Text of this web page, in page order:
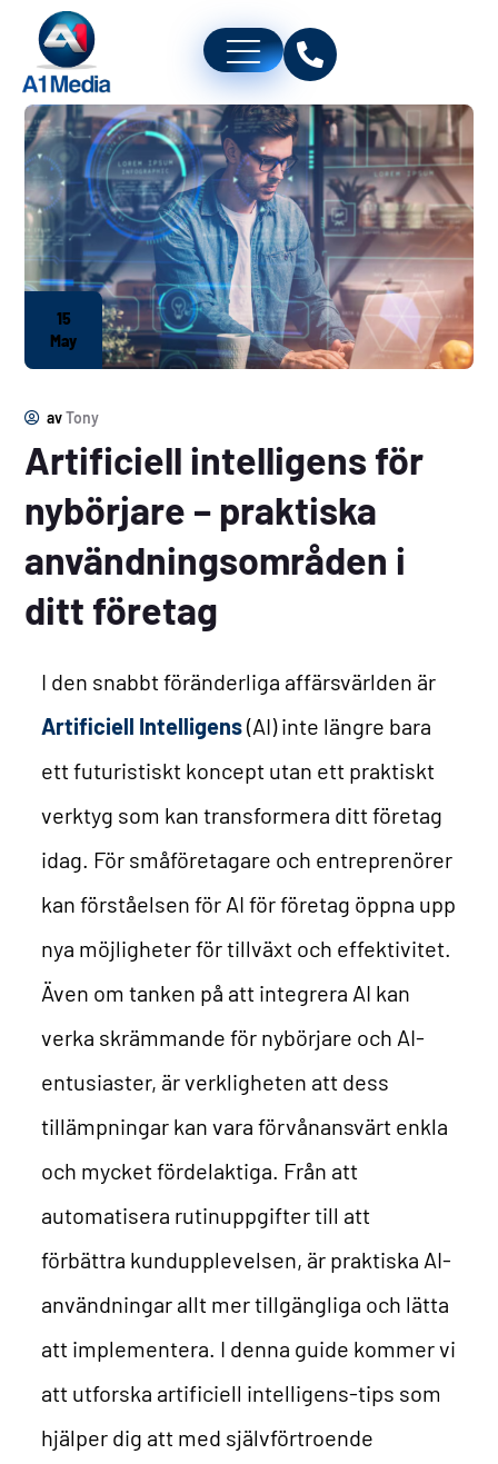
15
May
avTony
Artificiell intelligens för
nybörjare – praktiska
användningsområden i
ditt företag
I den snabbt föränderliga affärsvärlden är
Artificiell Intelligens(AI) inte längre bara
ett futuristiskt koncept utan ett praktiskt
verktyg som kan transformera ditt företag
idag. För småföretagare och entreprenörer
kan förståelsen för AI för företag öppna upp
nya möjligheter för tillväxt och effektivitet.
Även om tanken på att integrera AI kan
verka skrämmande för nybörjare och AI-
entusiaster, är verkligheten att dess
tillämpningar kan vara förvånansvärt enkla
och mycket fördelaktiga. Från att
automatisera rutinuppgifter till att
förbättra kundupplevelsen, är praktiska AI-
användningar allt mer tillgängliga och lätta
att implementera. I denna guide kommer vi
att utforska artificiell intelligens-tips som
hjälper dig att med självförtroende